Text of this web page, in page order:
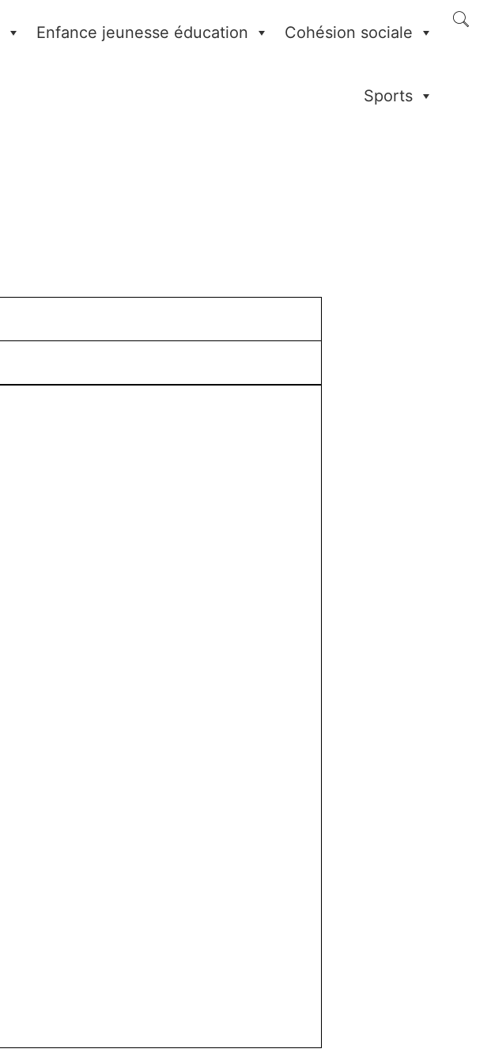
Enfance jeunesse éducation Cohésion sociale
Sports